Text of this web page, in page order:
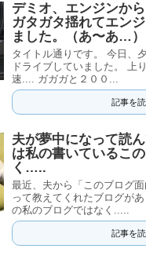
デミオ、エンジンか
ガタガタ揺れてエン
ました。（あ〜あ…）
タイトル通りです。 今日、
ドライブしていました。 上
速.... ガガガと２００...
記事を
夫が夢中になって読
は私の書いているこ
く…..
最近、夫から「このブログ
って教えてくれたブログが
の私のブログではなく.....
記事を